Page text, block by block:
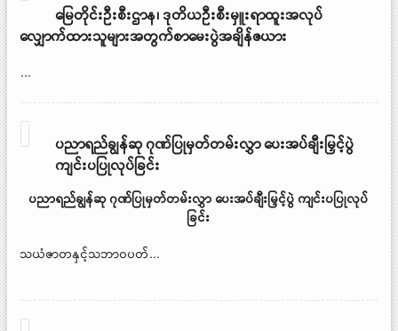
မြေတိုင်းဦးစီးဌာန၊ ဒုတိယဦးစီးမှူးရာထူးအလုပ်
လျှောက်ထားသူများအတွက်စာမေးပွဲအချိန်ဇယား
...
ပညာရည်ချွန်ဆု ဂုဏ်ပြုမှတ်တမ်းလွှာ ပေးအပ်ချီးမြှင့်ပွဲ
ကျင်းပပြုလုပ်ခြင်း
ပညာရည်ချွန်ဆုဂုဏ်ပြုမှတ်တမ်းလွှာ ပေးအပ်ချီးမြှင့်ပွဲ ကျင်းပပြုလုပ်
ခြင်း
သယံဇာတနှင့်သဘာဝပတ်...